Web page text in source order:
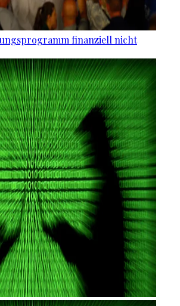
finanziell nicht